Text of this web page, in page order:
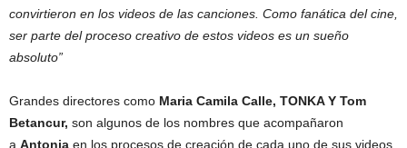
convirtieron en los videos de las canciones. Como fanática del cine,
ser parte del proceso creativo de estos videos es un sueño
absoluto”
Grandes directores como Maria Camila Calle, TONKA Y Tom
Betancur, son algunos de los nombres que acompañaron
a Antonia en los procesos de creación de cada uno de sus videos.